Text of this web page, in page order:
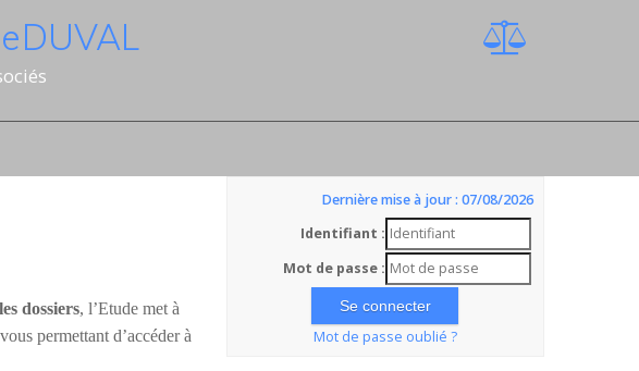
DUVAL
dossiers, l’Etude met à
permettant d’accéder à
Dernière mise à jour : 07/08/2026
Identifiant :
Mot de passe :
Mot de passe oublié ?